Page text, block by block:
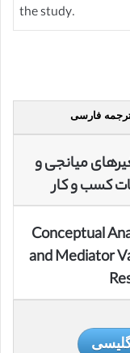
the study.
ترجمه فارسی
میانجی و
کسب و کار
Conceptual
and Mediator